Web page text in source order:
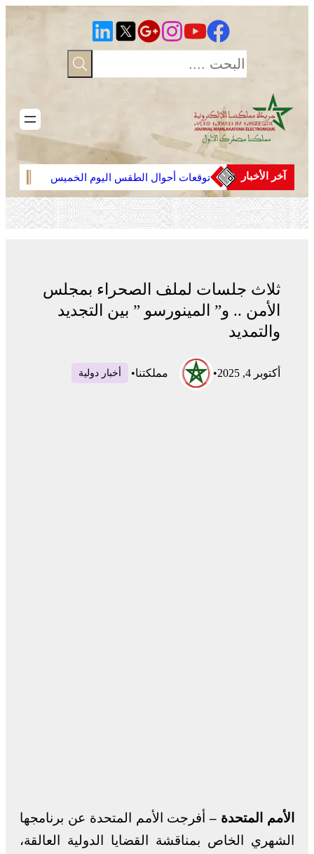
آخر الأخبار
توقعات أحوال الطقس اليوم الخميس
بالمغرب
ثلاث جلسات لملف الصحراء بمجلس
الأمن .. و” المينورسو ” بين التجديد
والتمديد
أكتوبر 4, 2025 • مملكتنا• أخبار دولية
الأمم المتحدة –أفرجت الأمم المتحدة عن برنامجها
الشهري الخاص بمناقشة القضايا الدولية العالقة،